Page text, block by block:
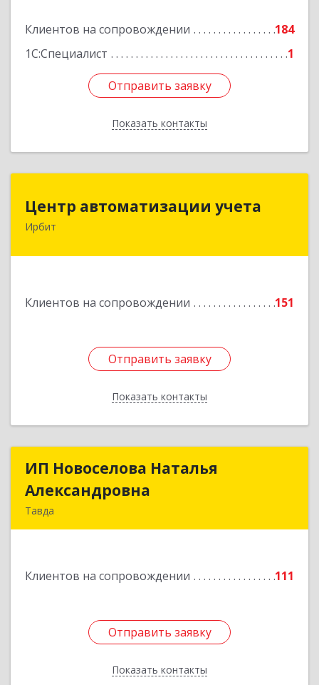
Клиентов на сопровождении
184
1С:Специалист
1
Отправить заявку
Показать контакты
Отправить заявку
Назад
Центр автоматизации учета
Ирбит
Клиентов на сопровождении 151
Отправить заявку
Показать контакты
623854, Свердловская обл, Ирбит г, Маршала
Отправить заявку
Назад
ИП Новоселова Наталья
Александровна
Тавда
Клиентов на сопровождении 111
Отправить заявку
Показать контакты
ИП Новоселова Наталья
Подробнее
Отправить заявку
Назад